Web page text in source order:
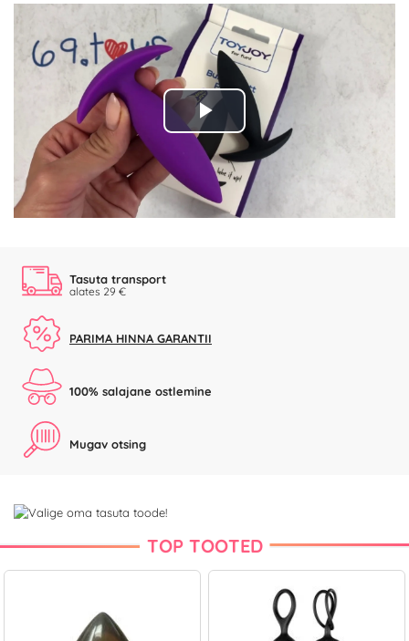
Play
Video
Tasuta transport
alates 29 €
PARIMA HINNA GARANTII
100% salajane ostlemine
Mugav otsing
TOP TOOTED